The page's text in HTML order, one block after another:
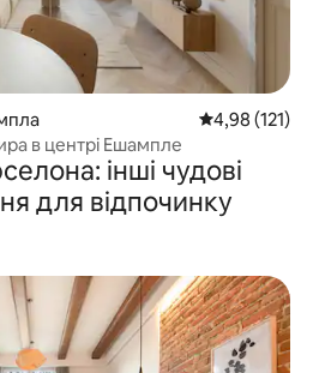
Середня
4,98 (121)
в центрі Ешампле
інші чудові
для відпочинку